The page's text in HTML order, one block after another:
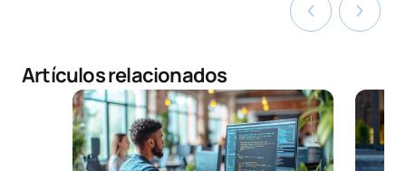
Artículos relacionados